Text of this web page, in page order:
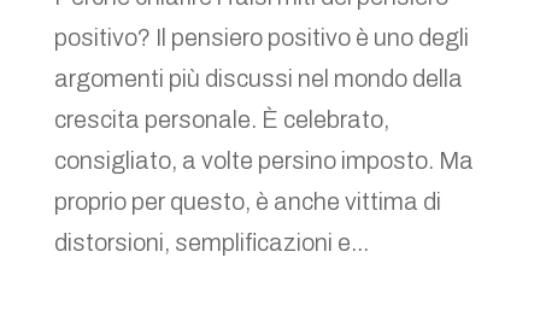
positivo? Il pensiero positivo è uno degli
argomenti più discussi nel mondo della
crescita personale. È celebrato,
consigliato, a volte persino imposto. Ma
proprio per questo, è anche vittima di
distorsioni, semplificazioni e...